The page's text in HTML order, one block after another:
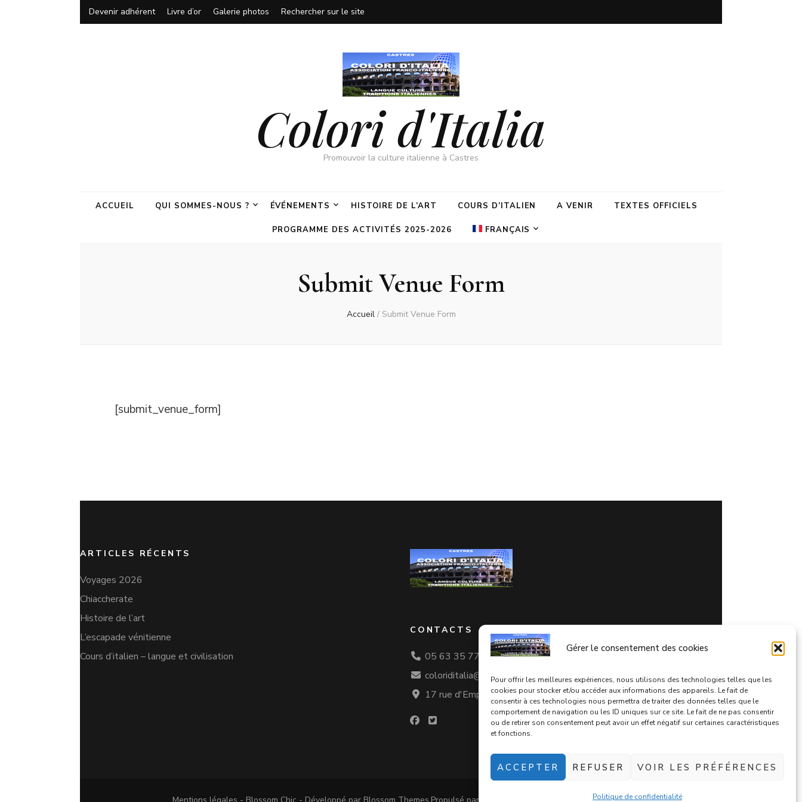
Gérer le consentement des cookies
Pour offrir les meilleures expériences, nous utilisons des technologies telles que les
cookies pour stocker et/ou accéder aux informations des appareils. Le fait de
consentir à ces technologies nous permettra de traiter des données telles que le
comportement de navigation ou les ID uniques sur ce site. Le fait de ne pas consentir
ou de retirer son consentement peut avoir un effet négatif sur certaines caractéristiques
et fonctions.
ACCEPTER REFUSER VOIR LES PRÉFÉRENCES
Politique de confidentialité
Devenir adhérent Livre d’or Galerie photos Rechercher sur le site
Colori d'Italia
Promouvoir la culture italienne à Castres
ACCUEIL QUI SOMMES-NOUS ? ÉVÉNEMENTS HISTOIRE DE L’ART COURS D’ITALIEN A VENIR TEXTES OFFICIELS
PROGRAMME DES ACTIVITÉS 2025-2026 FRANÇAIS
Submit Venue Form
Accueil / Submit Venue Form
[submit_venue_form]
ARTICLES RÉCENTS
Voyages 2026
Chiaccherate
Histoire de l’art
L’escapade vénitienne
Cours d’italien – langue et civilisation
CONTACTS
05 63 35 77 08
coloriditalia@orange.fr
17 rue d'Empare, Castres, 81100